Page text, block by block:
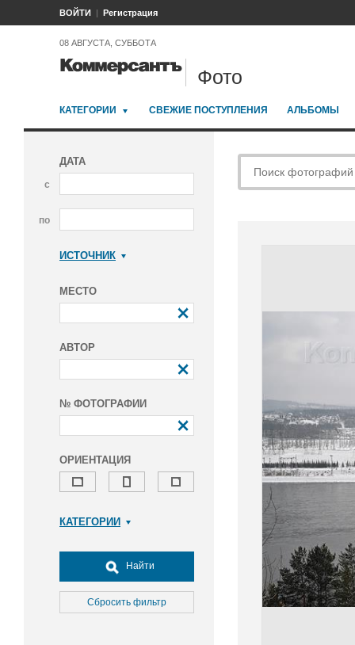
ВОЙТИ Регистрация
08 АВГУСТА, СУББОТА
Фото
КАТЕГОРИИ СВЕЖИЕ ПОСТУПЛЕНИЯ АЛЬБОМЫ
ДАТА
с
по
ИСТОЧНИК
МЕСТО
АВТОР
№ ФОТОГРАФИИ
ОРИЕНТАЦИЯ
КАТЕГОРИИ
Досуг, туризм и отдых
Культура
Медицина
Найти
Сбросить фильтр